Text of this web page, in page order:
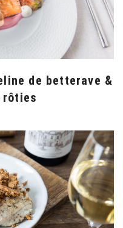
de betterave &
rôties